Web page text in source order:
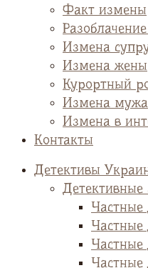
Факт измены
Измена
Измена жены
Курортный
Измена мужа
Измена в
Контакты
Детективы
Детективные
Частные
Частные
Частные
Частные